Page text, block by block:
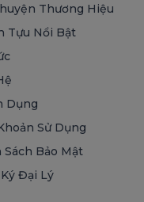
Thương Hiệu
Tựu Nổi Bật
Dụng
Sử Dụng
Sách Bảo Mật
Đại Lý